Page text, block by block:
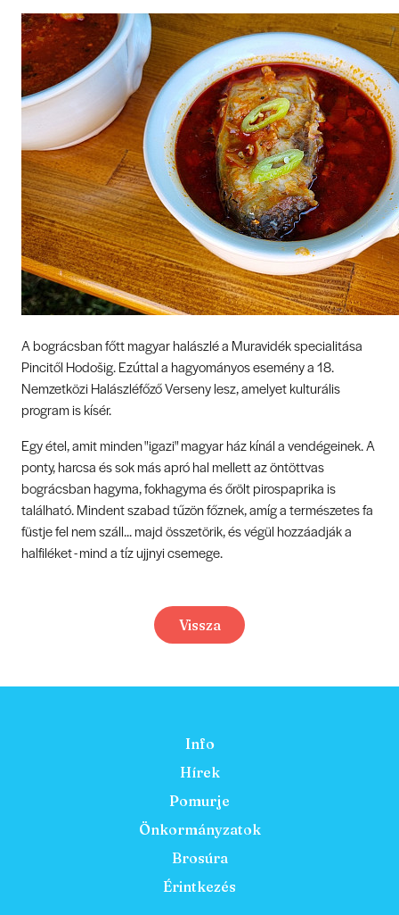
A bográcsban főtt magyar halászlé a Muravidék specialitása
Pincitől Hodošig. Ezúttal a hagyományos esemény a 18.
Nemzetközi Halászléfőző Verseny lesz, amelyet kulturális
program is kísér.
Egy étel, amit minden "igazi" magyar ház kínál a vendégeinek. A
ponty, harcsa és sok más apró hal mellett az öntöttvas
bográcsban hagyma, fokhagyma és őrölt pirospaprika is
található. Mindent szabad tűzön főznek, amíg a természetes fa
füstje fel nem száll... majd összetörik, és végül hozzáadják a
halfiléket - mind a tíz ujjnyi csemege.
Vissza
Info
Hírek
Pomurje
Önkormányzatok
Brosúra
Érintkezés